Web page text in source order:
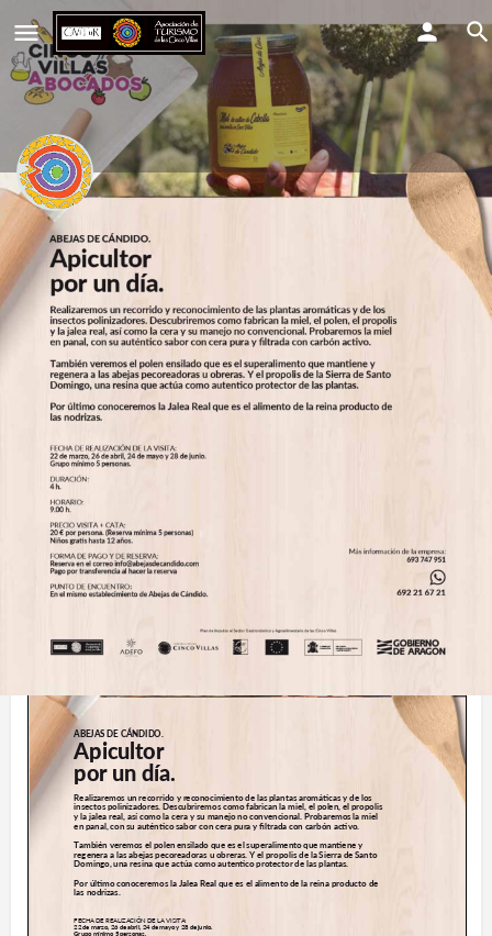
VISITAS GASTROALIMENTARIAS:
Apicultor por un día.
VISITAS GASTROALIMENTARIAS: Apicultor por un día.
Detalles
Compartir
Cartel